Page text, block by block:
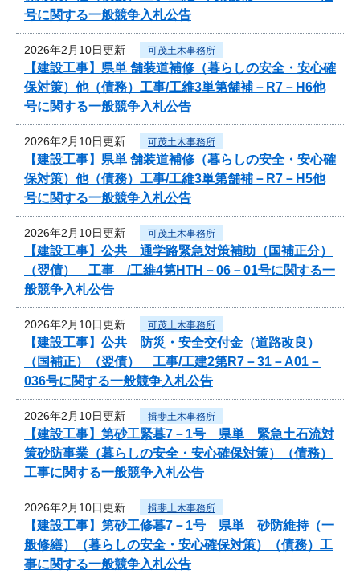
号に関する一般競争入札公告
2026年2月10日更新 可茂土木事務所
【建設工事】県単 舗装道補修（暮らしの安全・安心確
保対策）他（債務）工事/工維3単第舗補－R7－H6他
号に関する一般競争入札公告
2026年2月10日更新 可茂土木事務所
【建設工事】県単 舗装道補修（暮らしの安全・安心確
保対策）他（債務）工事/工維3単第舗補－R7－H5他
号に関する一般競争入札公告
2026年2月10日更新 可茂土木事務所
【建設工事】公共 通学路緊急対策補助（国補正分）
（翌債） 工事 /工維4第HTH－06－01号に関する一
般競争入札公告
2026年2月10日更新 可茂土木事務所
【建設工事】公共 防災・安全交付金（道路改良）
（国補正）（翌債） 工事/工建2第R7－31－A01－
036号に関する一般競争入札公告
2026年2月10日更新 揖斐土木事務所
【建設工事】第砂工緊暮7－1号 県単 緊急土石流対
策砂防事業（暮らしの安全・安心確保対策）（債務）
工事に関する一般競争入札公告
2026年2月10日更新 揖斐土木事務所
【建設工事】第砂工修暮7－1号 県単 砂防維持（一
般修繕）（暮らしの安全・安心確保対策）（債務）工
事に関する一般競争入札公告